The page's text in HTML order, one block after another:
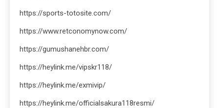
https://sports-totosite.com/
https://www.retconomynow.com/
https://gumushanehbr.com/
https://heylink.me/vipskr118/
https://heylink.me/exmivip/
https://heylink.me/officialsakura118resmi/